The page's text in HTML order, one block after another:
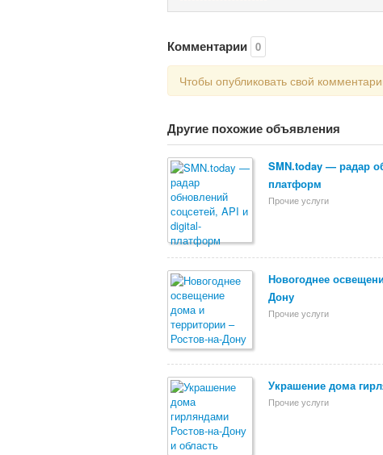
Комментарии 0
Чтобы опубликовать свой
Другие похожие объявления
SMN.today — радар
платформ
Прочие услуги
Новогоднее
Дону
Прочие услуги
Украшение дома
Прочие услуги